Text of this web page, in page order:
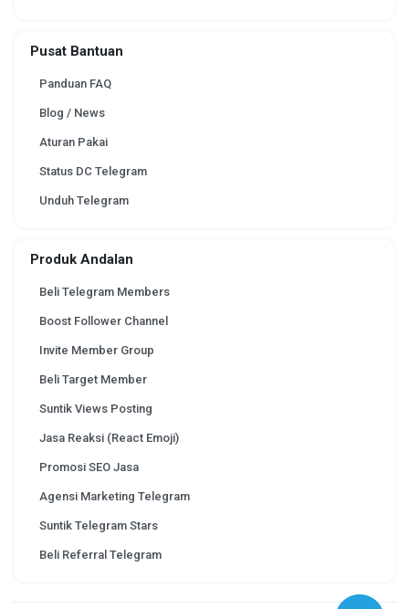
Pusat Bantuan
Panduan FAQ
Blog / News
Aturan Pakai
Status DC Telegram
Unduh Telegram
Produk Andalan
Beli Telegram Members
Boost Follower Channel
Invite Member Group
Beli Target Member
Suntik Views Posting
Jasa Reaksi (React Emoji)
Promosi SEO Jasa
Agensi Marketing Telegram
Suntik Telegram Stars
Beli Referral Telegram